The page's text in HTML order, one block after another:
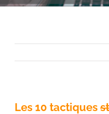
Les 10 tactiques